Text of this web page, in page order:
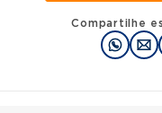
Compartilhe